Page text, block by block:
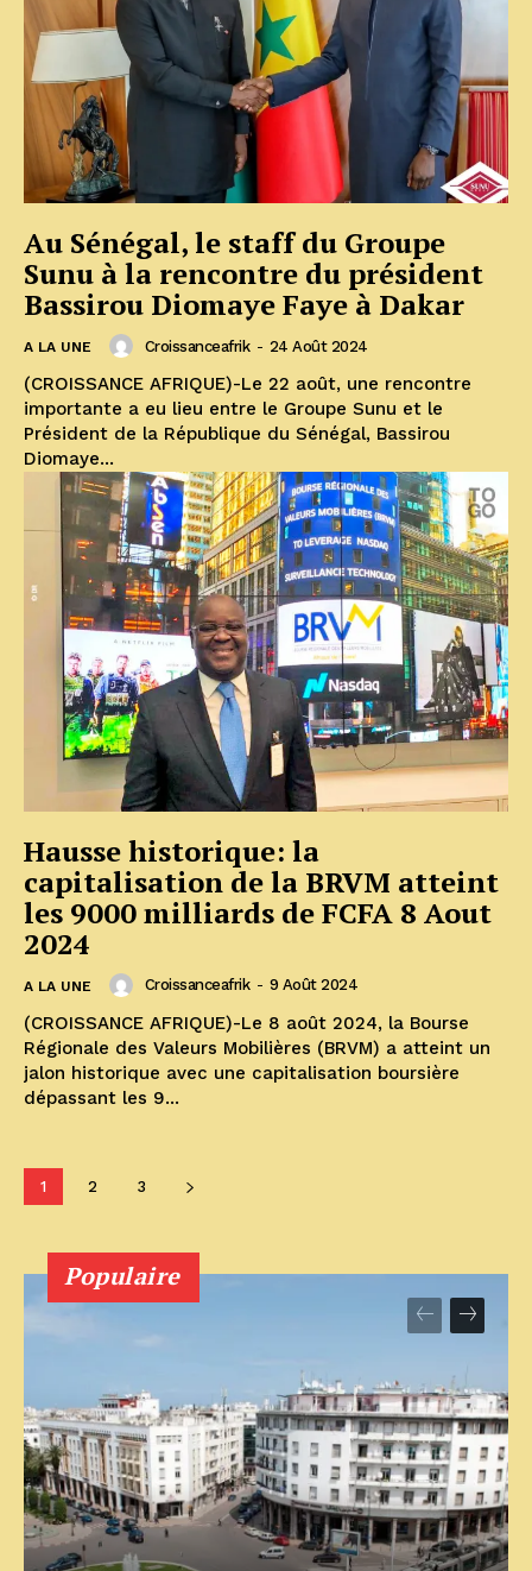
Au Sénégal, le staff du Groupe
Sunu à la rencontre du président
Bassirou Diomaye Faye à Dakar
A LA UNE Croissanceafrik - 24 Août 2024
(CROISSANCE AFRIQUE)-Le 22 août, une rencontre
importante a eu lieu entre le Groupe Sunu et le
Président de la République du Sénégal, Bassirou
Diomaye...
Hausse historique: la
capitalisation de la BRVM atteint
les 9000 milliards de FCFA 8 Aout
2024
A LA UNE Croissanceafrik - 9 Août 2024
(CROISSANCE AFRIQUE)-Le 8 août 2024, la Bourse
Régionale des Valeurs Mobilières (BRVM) a atteint un
jalon historique avec une capitalisation boursière
dépassant les 9...
1 2 3
Populaire